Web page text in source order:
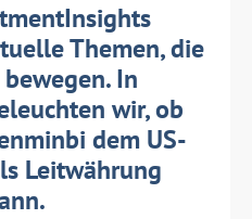
Themen, die
In
wir, ob
dem US-
Leitwährung